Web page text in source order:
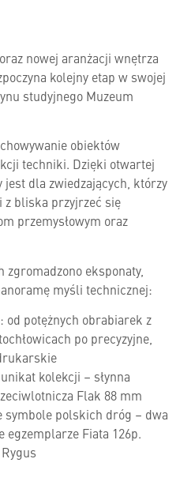
nowej aranżacji wnętrza
kolejny etap w swojej
studyjnego Muzeum
obiektów
techniki. Dzięki otwartej
dla zwiedzających, którzy
z bliska przyjrzeć się
przemysłowym oraz
eksponaty,
myśli technicznej:
od potężnych obrabiarek z
po precyzyjne,
kolekcji – słynna
Flak 88 mm
symbole polskich dróg – dwa
egzemplarze Fiata 126p.